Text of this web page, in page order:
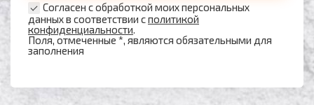
Согласен с обработкой моих персональных
данных в соответствии сполитикой
конфиденциальности.
Поля, отмеченные *, являются обязательными для
заполнения